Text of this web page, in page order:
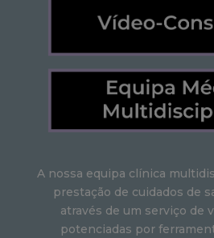
A nossa equipa clínica
prestação de cuidados de
através de um serviço de
potenciadas por